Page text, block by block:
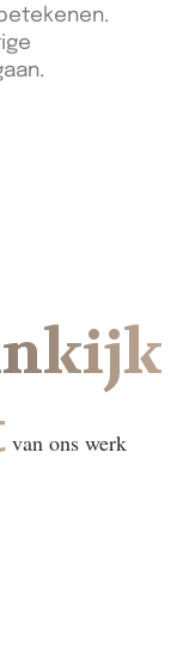
van ons werk